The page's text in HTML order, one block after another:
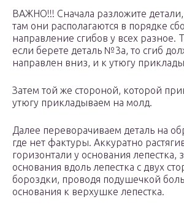
ВАЖНО!!! Сначала разложите
там они располагаются в порядке
направление сгибов у всех разное.
если берете деталь №3а, то сгиб
направлен вниз, и к утюгу
Затем той же стороной, которой
утюгу прикладываем на молд.
Далее переворачиваем деталь на
где нет фактуры. Аккуратно
горизонтали у основания лепестка,
основания вдоль лепестка с двух
бороздки, проводя подушечкой
основания к верхушке лепестка.